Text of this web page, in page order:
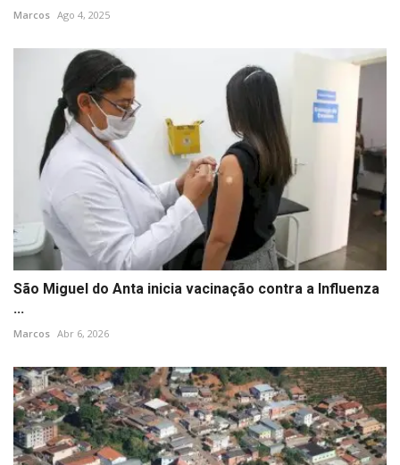
Marcos Ago 4, 2025
São Miguel do Anta inicia vacinação contra a Influenza
...
Marcos Abr 6, 2026